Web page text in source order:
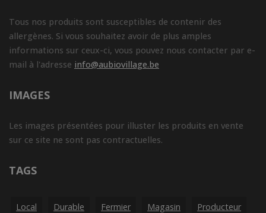
Tous nos produits sont susceptibles de contenir des
allergènes. Si vous souhaitez avoir de plus amples
informations sur ceux-ci, vous pouvez nous contacter par e-
mail à l'adresse info@aubiovillage.be
IMAGES
Les images présentées pour illuster les produits en vente
sur ce site ne sont pas contractuelles.
TAGS
Local Durable Fermier Magasin Producteur